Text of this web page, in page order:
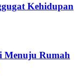
Kehidupan
Menuju Rumah